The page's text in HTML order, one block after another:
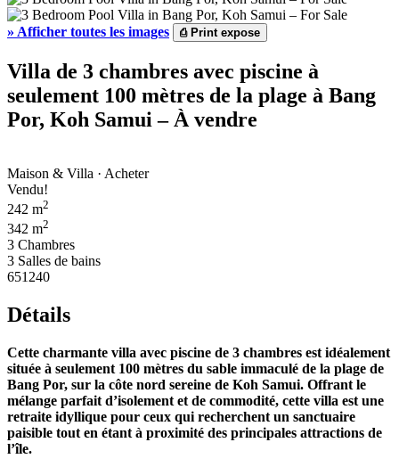
» Afficher toutes les images ⎙Print expose
Villa de 3 chambres avec piscine à
seulement 100 mètres de la plage à Bang
Por, Koh Samui – À vendre
Maison & Villa · Acheter
Vendu!
242 m2
342 m2
3 Chambres
3 Salles de bains
651240
Détails
Cette charmante villa avec piscine de 3 chambres est idéalement
située à seulement 100 mètres du sable immaculé de la plage de
Bang Por, sur la côte nord sereine de Koh Samui. Offrant le
mélange parfait d’isolement et de commodité, cette villa est une
retraite idyllique pour ceux qui recherchent un sanctuaire
paisible tout en étant à proximité des principales attractions de
l’île.